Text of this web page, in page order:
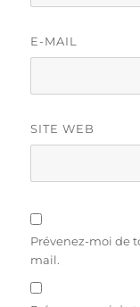
E-MAIL
SITE WEB
Prévenez-moi de
mail.